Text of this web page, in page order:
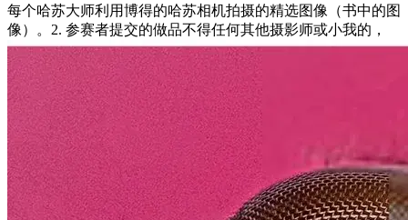
每个哈苏大师利用博得的哈苏相机拍摄的精选图像（书中的图
像）。2. 参赛者提交的做品不得任何其他摄影师或小我的，